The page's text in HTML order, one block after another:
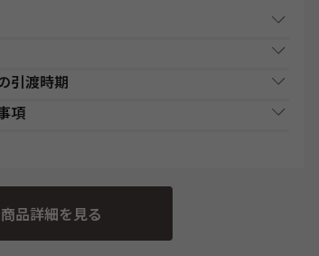
項
則1週間以内（日曜・祝祭日等を除く）に、経過
、各商品ページにてご案内しております「教材
にお申込みが完了している場合は、教材発送開
。
をお申込みの場合は、必ずお使いのパソコンの
上、お申込みください。
、ショッピングカートに入れる前に適用されて
い時期
、又はゆうちょATMでの入金後
決済終了後に、発送します。
信販会社によるローン審査承認
引渡時期
項
い。 なお、お客様と当社との間の講座受講契約
取扱いは、TAC申込規約3【受講料等について】
商品詳細を見る